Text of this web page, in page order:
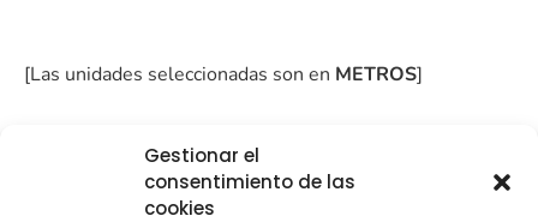
Gestionar el
consentimiento de las
cookies
[Las unidades seleccionadas son en METROS]